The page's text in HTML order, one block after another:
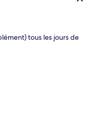
tous les jours de